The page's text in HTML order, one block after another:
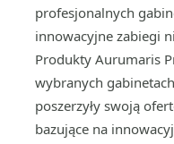
profesjonalnych
innowacyjne zabiegi
Produkty Aurumaris
wybranych
poszerzyły swoją
bazujące na